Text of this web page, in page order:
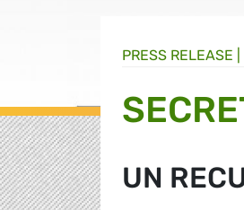
PRESS RELEASE |
UN